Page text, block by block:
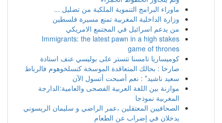
ماوراء البرامج التنموية الملكية من تضليل ...
وزارة الداخلية المغربية تمنع مسيرة فلسطين
من يدعم اسرائيل في المجتمع الامريكي
Immigrants: the latest pawn in a high stakes
game of thrones
كوميساريا تامسنا تتستر على بوليسي عنف استادة
صارخا : بحالك المتعاقدة الموسخة كنسلخوهوم فالرباط
سعيد ناشيد* : نعم أصبحت أتسول الآن
موازنة بين اللغة العربية الفصحى والعامية:الدارجة
المغربية نموذجا
الصحافيين المعتقلين ،عمر الراضي و سليمان الريسوني
يدخلان في إضراب عن الطعام